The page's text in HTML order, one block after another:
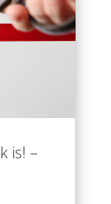
is! –